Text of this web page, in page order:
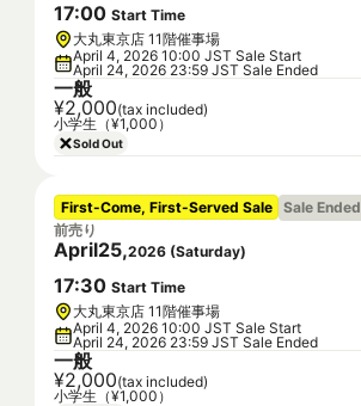
17:00 Start Time
大丸東京店 11階催事場
April 4, 2026 10:00 JST Sale Start
April 24, 2026 23:59 JST Sale Ended
一般
¥2,000(tax included)
小学生（¥1,000）
Sold Out
First-Come, First-Served Sale Sale Ended
前売り
April25,2026 (Saturday)
17:30 Start Time
大丸東京店 11階催事場
April 4, 2026 10:00 JST Sale Start
April 24, 2026 23:59 JST Sale Ended
一般
¥2,000(tax included)
小学生（¥1,000）